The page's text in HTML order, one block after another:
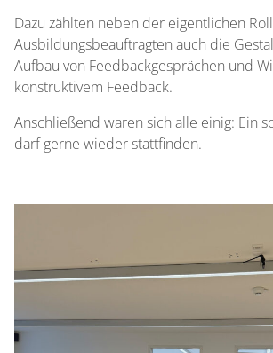
Dazu zählten neben der eigentlichen
Ausbildungsbeauftragten auch die
Aufbau von Feedbackgesprächen und
konstruktivem Feedback.
Anschließend waren sich alle einig: Ein
darf gerne wieder stattfinden.